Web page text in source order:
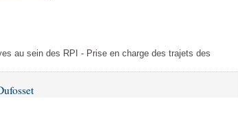
au sein des RPI - Prise en charge des trajets des